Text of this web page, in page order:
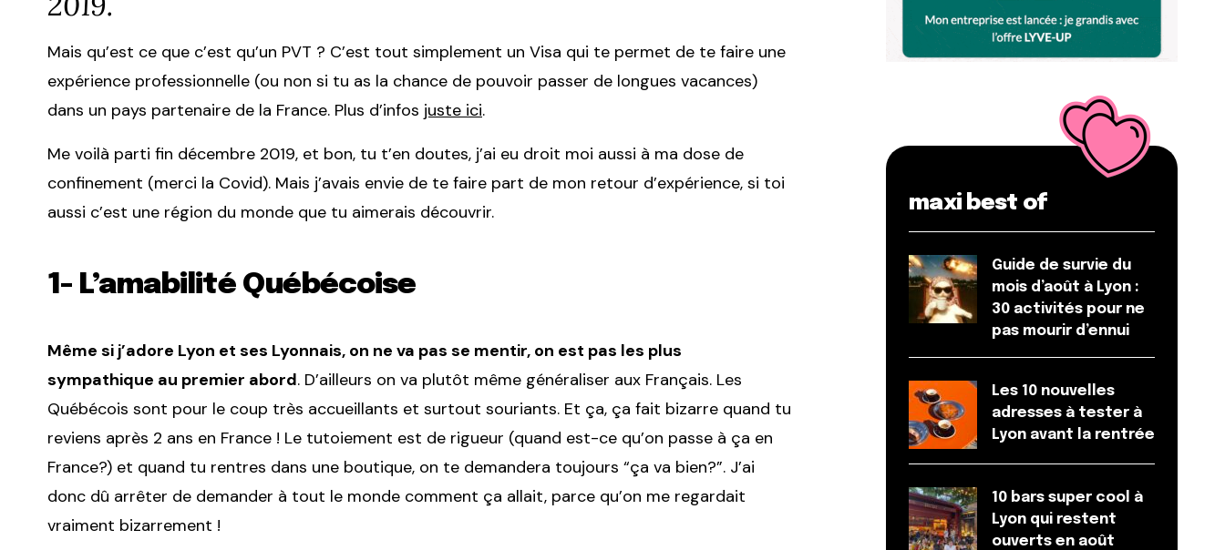
Mais qu’est ce que c’est qu’un PVT ? C’est tout simplement un Visa qui te permet de te faire une
expérience professionnelle (ou non si tu as la chance de pouvoir passer de longues vacances)
dans un pays partenaire de la France. Plus d’infos juste ici.
Me voilà parti fin décembre 2019, et bon, tu t’en doutes, j’ai eu droit moi aussi à ma dose de
confinement (merci la Covid). Mais j’avais envie de te faire part de mon retour d’expérience, si toi
aussi c’est une région du monde que tu aimerais découvrir.
1- L’amabilité Québécoise
Même si j’adore Lyon et ses Lyonnais, on ne va pas se mentir, on est pas les plus
sympathique au premier abord. D’ailleurs on va plutôt même généraliser aux Français. Les
Québécois sont pour le coup très accueillants et surtout souriants. Et ça, ça fait bizarre quand tu
reviens après 2 ans en France ! Le tutoiement est de rigueur (quand est-ce qu’on passe à ça en
France?) et quand tu rentres dans une boutique, on te demandera toujours “ça va bien?”. J’ai
donc dû arrêter de demander à tout le monde comment ça allait, parce qu’on me regardait
vraiment bizarrement !
maxi best of
Guide de survie du
mois d’août à Lyon :
30 activités pour ne
pas mourir d’ennui
Les 10 nouvelles
adresses à tester à
Lyon avant la rentrée
10 bars super cool à
Lyon qui restent
ouverts en août